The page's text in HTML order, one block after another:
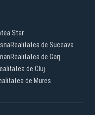
Star
Realitatea de Suceava
Realitatea de Gorj
de Cluj
de Mures